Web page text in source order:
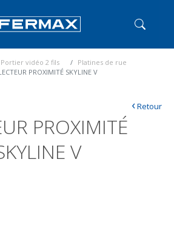
Portier vidéo 2 fils
Platines de rue
PROXIMITÉ SKYLINE V
PROXIMITÉ
V
‹Retour